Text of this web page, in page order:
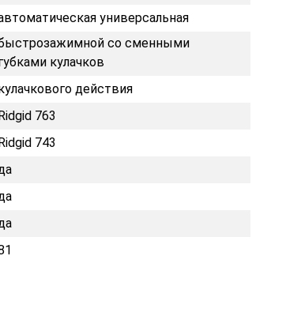
универсальная
со сменными
кулачков
действия
763
743